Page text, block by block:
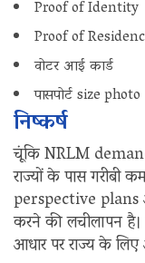
Proof of Identity
Proof of
वोटर आई कार्ड
पासपोर्ट size photo
निष्कर्ष
चूंकि NRLM
राज्यों के पास
perspective
करने की लचीलापन
आधार पर राज्य के